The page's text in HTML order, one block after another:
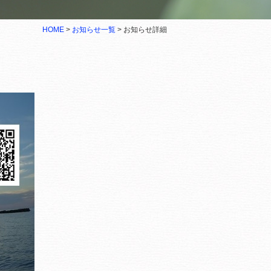
HOME > お知らせ一覧 > お知らせ詳細